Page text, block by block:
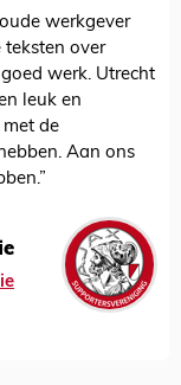
werkgever
teksten over
werk. Utrecht
leuk en
de
Aan ons